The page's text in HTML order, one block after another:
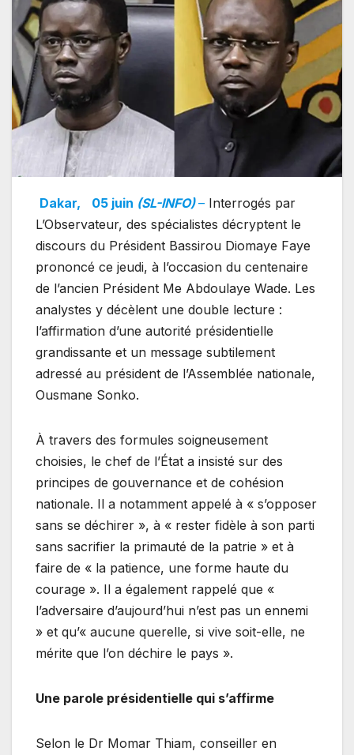
Dakar, 05 juin (SL-INFO)– Interrogés par
L’Observateur, des spécialistes décryptent le
discours du Président Bassirou Diomaye Faye
prononcé ce jeudi, à l’occasion du centenaire
de l’ancien Président Me Abdoulaye Wade. Les
analystes y décèlent une double lecture :
l’affirmation d’une autorité présidentielle
grandissante et un message subtilement
adressé au président de l’Assemblée nationale,
Ousmane Sonko.
À travers des formules soigneusement
choisies, le chef de l’État a insisté sur des
principes de gouvernance et de cohésion
nationale. Il a notamment appelé à « s’opposer
sans se déchirer », à « rester fidèle à son parti
sans sacrifier la primauté de la patrie » et à
faire de « la patience, une forme haute du
courage ». Il a également rappelé que «
l’adversaire d’aujourd’hui n’est pas un ennemi
» et qu’« aucune querelle, si vive soit-elle, ne
mérite que l’on déchire le pays ».
Une parole présidentielle qui s’affirme
Selon le Dr Momar Thiam, conseiller en